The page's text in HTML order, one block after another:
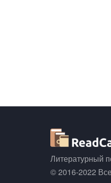
Литературный
© 2016-2022